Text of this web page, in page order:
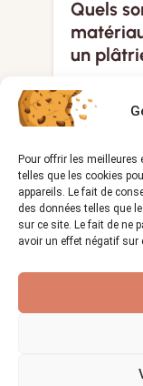
Pour offrir les meilleures
telles que les cookies
appareils. Le fait de
des données telles que
sur ce site. Le fait de ne
avoir un effet négatif sur
Quels
un
visibility
Le métier
ACTUALITÉS